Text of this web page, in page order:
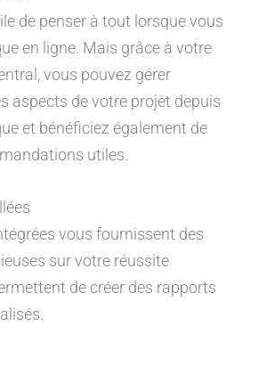
de penser à tout lorsque vous
en ligne. Mais grâce à votre
vous pouvez gérer
aspects de votre projet depuis
et bénéficiez également de
utiles.
vous fournissent des
sur votre réussite
de créer des rapports